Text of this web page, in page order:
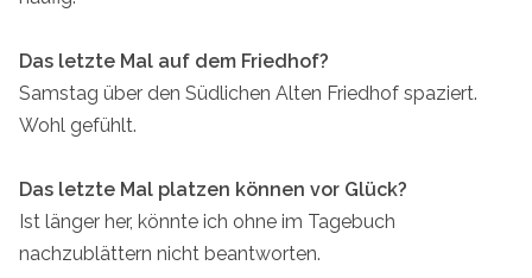
Das letzte Mal auf dem Friedhof?
Samstag über den Südlichen Alten Friedhof spaziert.
Wohl gefühlt.
Das letzte Mal platzen können vor Glück?
Ist länger her, könnte ich ohne im Tagebuch
nachzublättern nicht beantworten.